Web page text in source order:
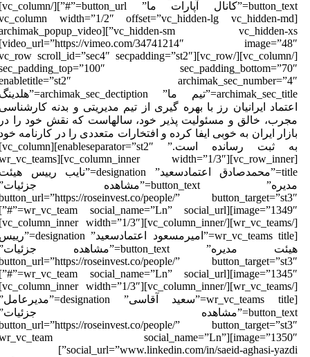
[vc_column width=”1/2″ offset=”vc_hidden-lg vc_hidden-md
vc_hidden-sm vc_hidden-xs”][archimak_popup_video
video_url=”https://vimeo.com/34741214″ image=”48″]
[/vc_column][/vc_row][vc_row scroll_id=”sec4″ secpadding=”st2″
sec_padding_top=”100″
enabletitle=”st2″
archimak_sec_title=”تیم ما” archimak_sec_dectiption=”هلدینگ
ایرانیان رز با بهره گیری از تیم مدیریتی و بدنه کارشناسی
خالق و مسئولیت پذیر خود، سالهاست که نقش خود را در
ایران به خوبی ایفا کرده و افتخارات متعددی را در کارنامه خود
[vc_row_inner][vc_column_inner width=”1/3″][wr_vc_teams
title=”محمدصادق اعتمادسعید” designation=”نایب رییس هیئت
مدیره” button_text=”مشاهده جزئیات”
button_url=”https://roseinvest.co/people/”
image=”1349″][wr_vc_team social_name=”Ln” social_url=”#”]
[wr_vc_teams title=”امیرمسعود اعتمادسعید” designation=”رییس
هیئت مدیره” button_text=”مشاهده جزئیات”
button_url=”https://roseinvest.co/people/”
image=”1345″][wr_vc_team social_name=”Ln” social_url=”#”]
[wr_vc_teams title=”سعید آقاسی” designation=”مدیرعامل”
button_text=”مشاهده جزئیات”
button_url=”https://roseinvest.co/people/”
image=”1350″][wr_vc_team social_name=”Ln”
social_url=”www.linkedin.com/in/saeid-aghasi-yazdi”]